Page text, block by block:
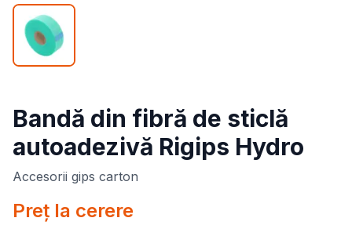
Bandă din fibră de sticlă
autoadezivă Rigips Hydro
Accesorii gips carton
Preț la cerere